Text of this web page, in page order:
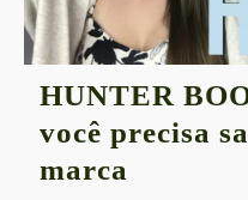
HUNTER
você precisa
marca